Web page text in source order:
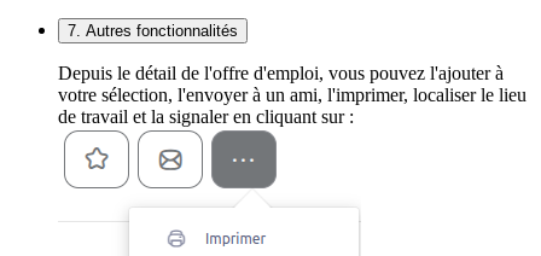
7. Autres fonctionnalités
Depuis le détail de l'offre d'emploi, vous pouvez l'ajouter à
votre sélection, l'envoyer à un ami, l'imprimer, localiser le lieu
de travail et la signaler en cliquant sur :